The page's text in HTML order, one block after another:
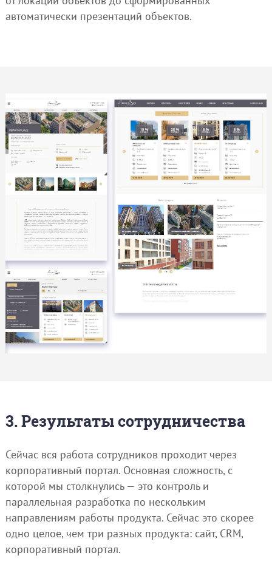
автоматически презентаций объектов.
3. Результаты сотрудничества
Сейчас вся работа сотрудников проходит через
корпоративный портал. Основная сложность, с
которой мы столкнулись — это контроль и
параллельная разработка по нескольким
направлениям работы продукта. Сейчас это скорее
одно целое, чем три разных продукта: сайт, CRM,
корпоративный портал.